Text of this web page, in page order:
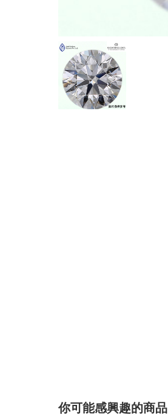
你可能感興趣的商品